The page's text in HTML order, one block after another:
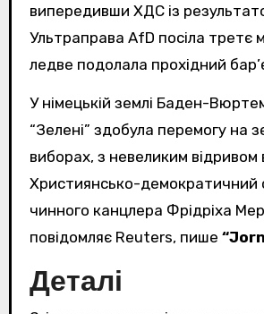
випередивши ХДС із
Ультраправа AfD посіла третє
ледве подолала прохідний
У німецькій землі Баден-Вюртемберг партія
“Зелені” здобула перемогу на
виборах, з невеликим
Християнсько-
чинного канцлера Фрідріха
повідомляє Reuters, пише
Деталі